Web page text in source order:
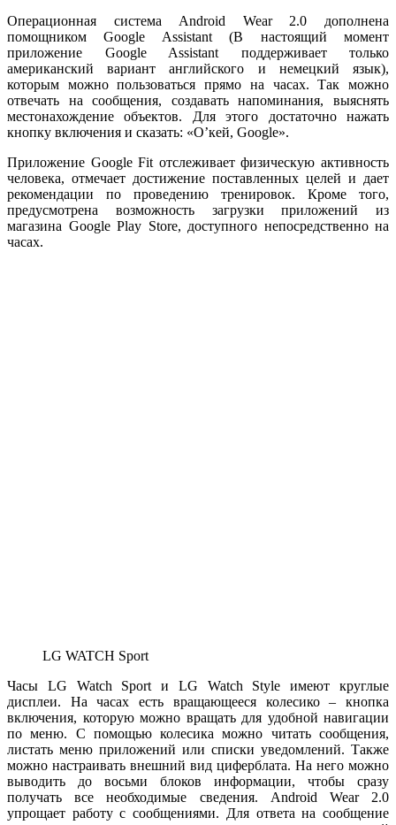
Операционная система Android Wear 2.0 дополнена
помощником Google Assistant (В настоящий момент
приложение Google Assistant поддерживает только
американский вариант английского и немецкий язык),
которым можно пользоваться прямо на часах. Так можно
отвечать на сообщения, создавать напоминания, выяснять
местонахождение объектов. Для этого достаточно нажать
кнопку включения и сказать: «О’кей, Google».
Приложение Google Fit отслеживает физическую активность
человека, отмечает достижение поставленных целей и дает
рекомендации по проведению тренировок. Кроме того,
предусмотрена возможность загрузки приложений из
магазина Google Play Store, доступного непосредственно на
часах.
LG WATCH Sport
Часы LG Watch Sport и LG Watch Style имеют круглые
дисплеи. На часах есть вращающееся колесико – кнопка
включения, которую можно вращать для удобной навигации
по меню. С помощью колесика можно читать сообщения,
листать меню приложений или списки уведомлений. Также
можно настраивать внешний вид циферблата. На него можно
выводить до восьми блоков информации, чтобы сразу
получать все необходимые сведения. Android Wear 2.0
упрощает работу с сообщениями. Для ответа на сообщение